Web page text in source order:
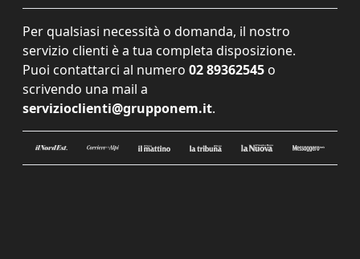
Per qualsiasi necessità o domanda, il nostro
servizio clienti è a tua completa disposizione.
Puoi contattarci al numero 02 89362545 o
scrivendo una mail a
servizioclienti@grupponem.it.